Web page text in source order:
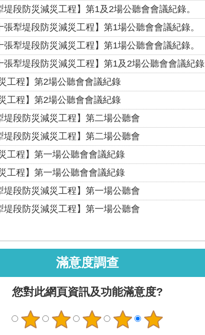
段防災減災工程】第1及2場公聽會會議紀錄。
犁堤段防災減災工程】第1場公聽會會議紀錄。
犁堤段防災減災工程】第1場公聽會會議紀錄。
犁堤段防災減災工程】第1及2場公聽會會議紀錄
工程】第2場公聽會會議紀錄
工程】第2場公聽會會議紀錄
段防災減災工程】第二場公聽會
段防災減災工程】第二場公聽會
工程】第一場公聽會會議紀錄
工程】第一場公聽會會議紀錄
段防災減災工程】第一場公聽會
段防災減災工程】第一場公聽會
滿意度調查
您對此網頁資訊及功能滿意度?